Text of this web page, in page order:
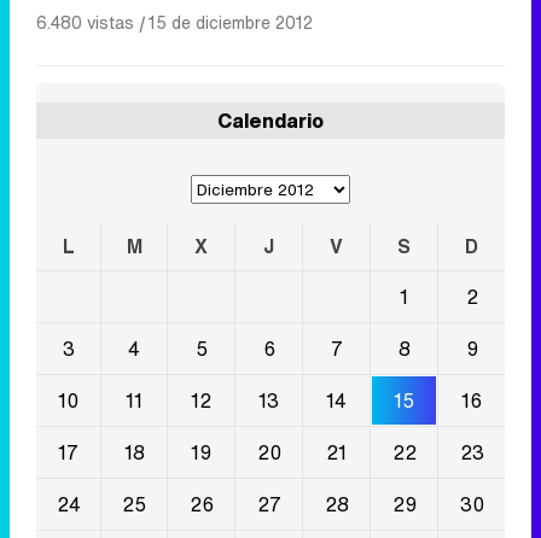
6.480 vistas |15 de diciembre 2012
Calendario
L M X J V S
D
1
2
3
4 5 6 7 8
9
10
11 12 13 14 15
16
17
18 19 20 21 22
23
24
25 26 27 28 29
30